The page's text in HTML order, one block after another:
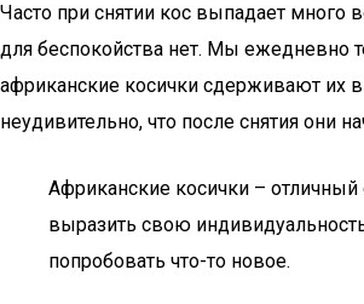
Часто при снятии кос выпадает много
для беспокойства нет. Мы ежедневно
африканские косички сдерживают их
неудивительно, что после снятия они
Африканские косички – отличный
выразить свою
попробовать что-то новое.